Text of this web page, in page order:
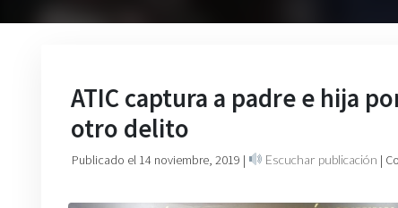
ATIC captura a padre e hija
otro delito
Publicado el 14 noviembre, 2019 | Escuchar publicación |